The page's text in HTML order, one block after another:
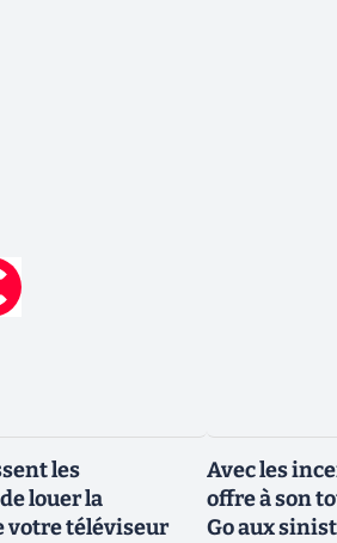
les
louer la
votre téléviseur
Avec les
offre à son
Go aux